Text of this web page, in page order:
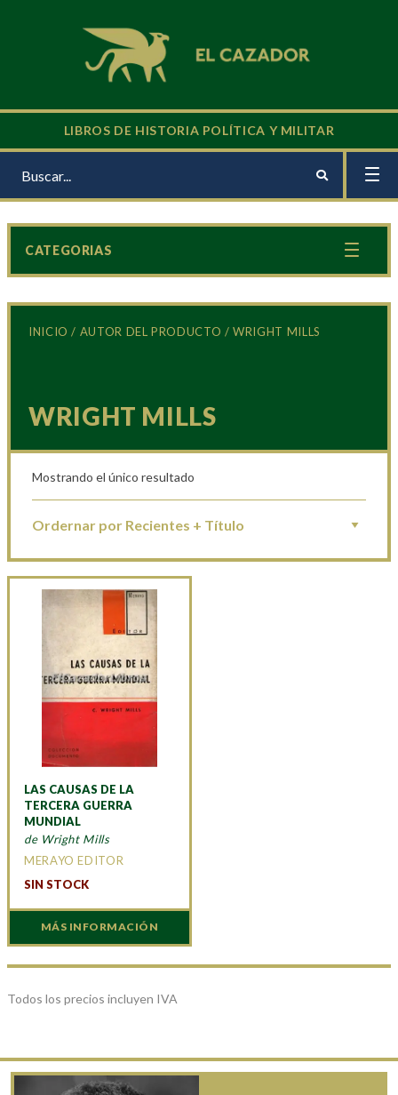
LIBROS DE HISTORIA POLÍTICA Y MILITAR
INICIO / AUTOR DEL PRODUCTO / WRIGHT MILLS
WRIGHT MILLS
Mostrando el único resultado
LAS CAUSAS DE LA
TERCERA GUERRA
MUNDIAL
de Wright Mills
MERAYO EDITOR
SIN STOCK
MÁS INFORMACIÓN
Todos los precios incluyen IVA
CATEGORIAS